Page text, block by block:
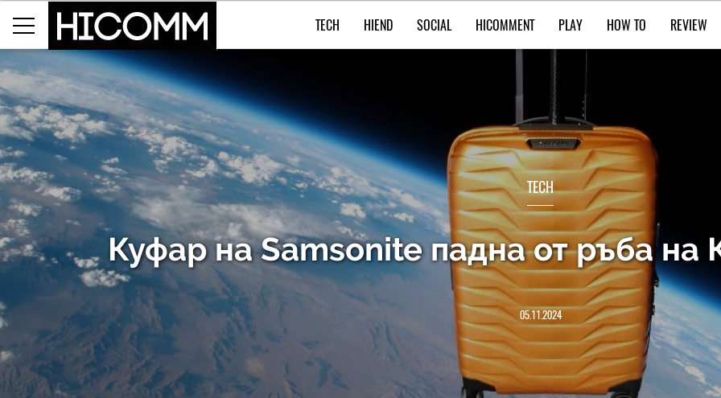
TECH HIEND SOCIAL HICOMMENT PLAY HOW TO REVIEW
TECH
Куфар на Samsonite падна от ръба на
05.11.2024